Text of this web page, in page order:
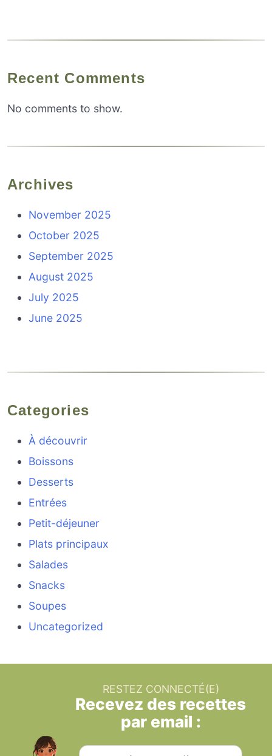
Recent Comments
No comments to show.
Archives
November 2025
October 2025
September 2025
August 2025
July 2025
June 2025
Categories
À découvrir
Boissons
Desserts
Entrées
Petit-déjeuner
Plats principaux
Salades
Snacks
Soupes
Uncategorized
RESTEZ CONNECTÉ(E)
Recevez des recettes
par email :